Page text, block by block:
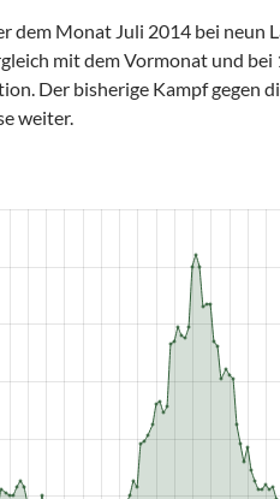
dem Monat Juli 2014 bei neun
mit dem Vormonat und bei
Der bisherige Kampf gegen
weiter.